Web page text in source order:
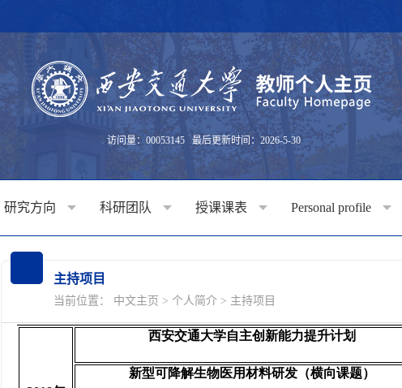
访问量：00053145 最后更新时间： 2026-5-30
研究方向 科研团队 授课课表 Personal profile
主持项目
当前位置： 中文主页 > 个人简介 > 主持项目